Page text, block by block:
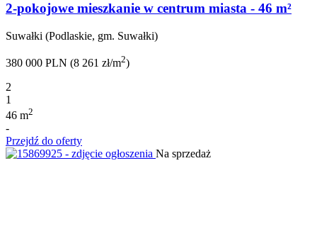
2-pokojowe mieszkanie w centrum miasta - 46 m²
Suwałki (Podlaskie, gm. Suwałki)
380 000 PLN (8 261 zł/m2)
2
1
46 m2
-
Przejdź do oferty
Na sprzedaż